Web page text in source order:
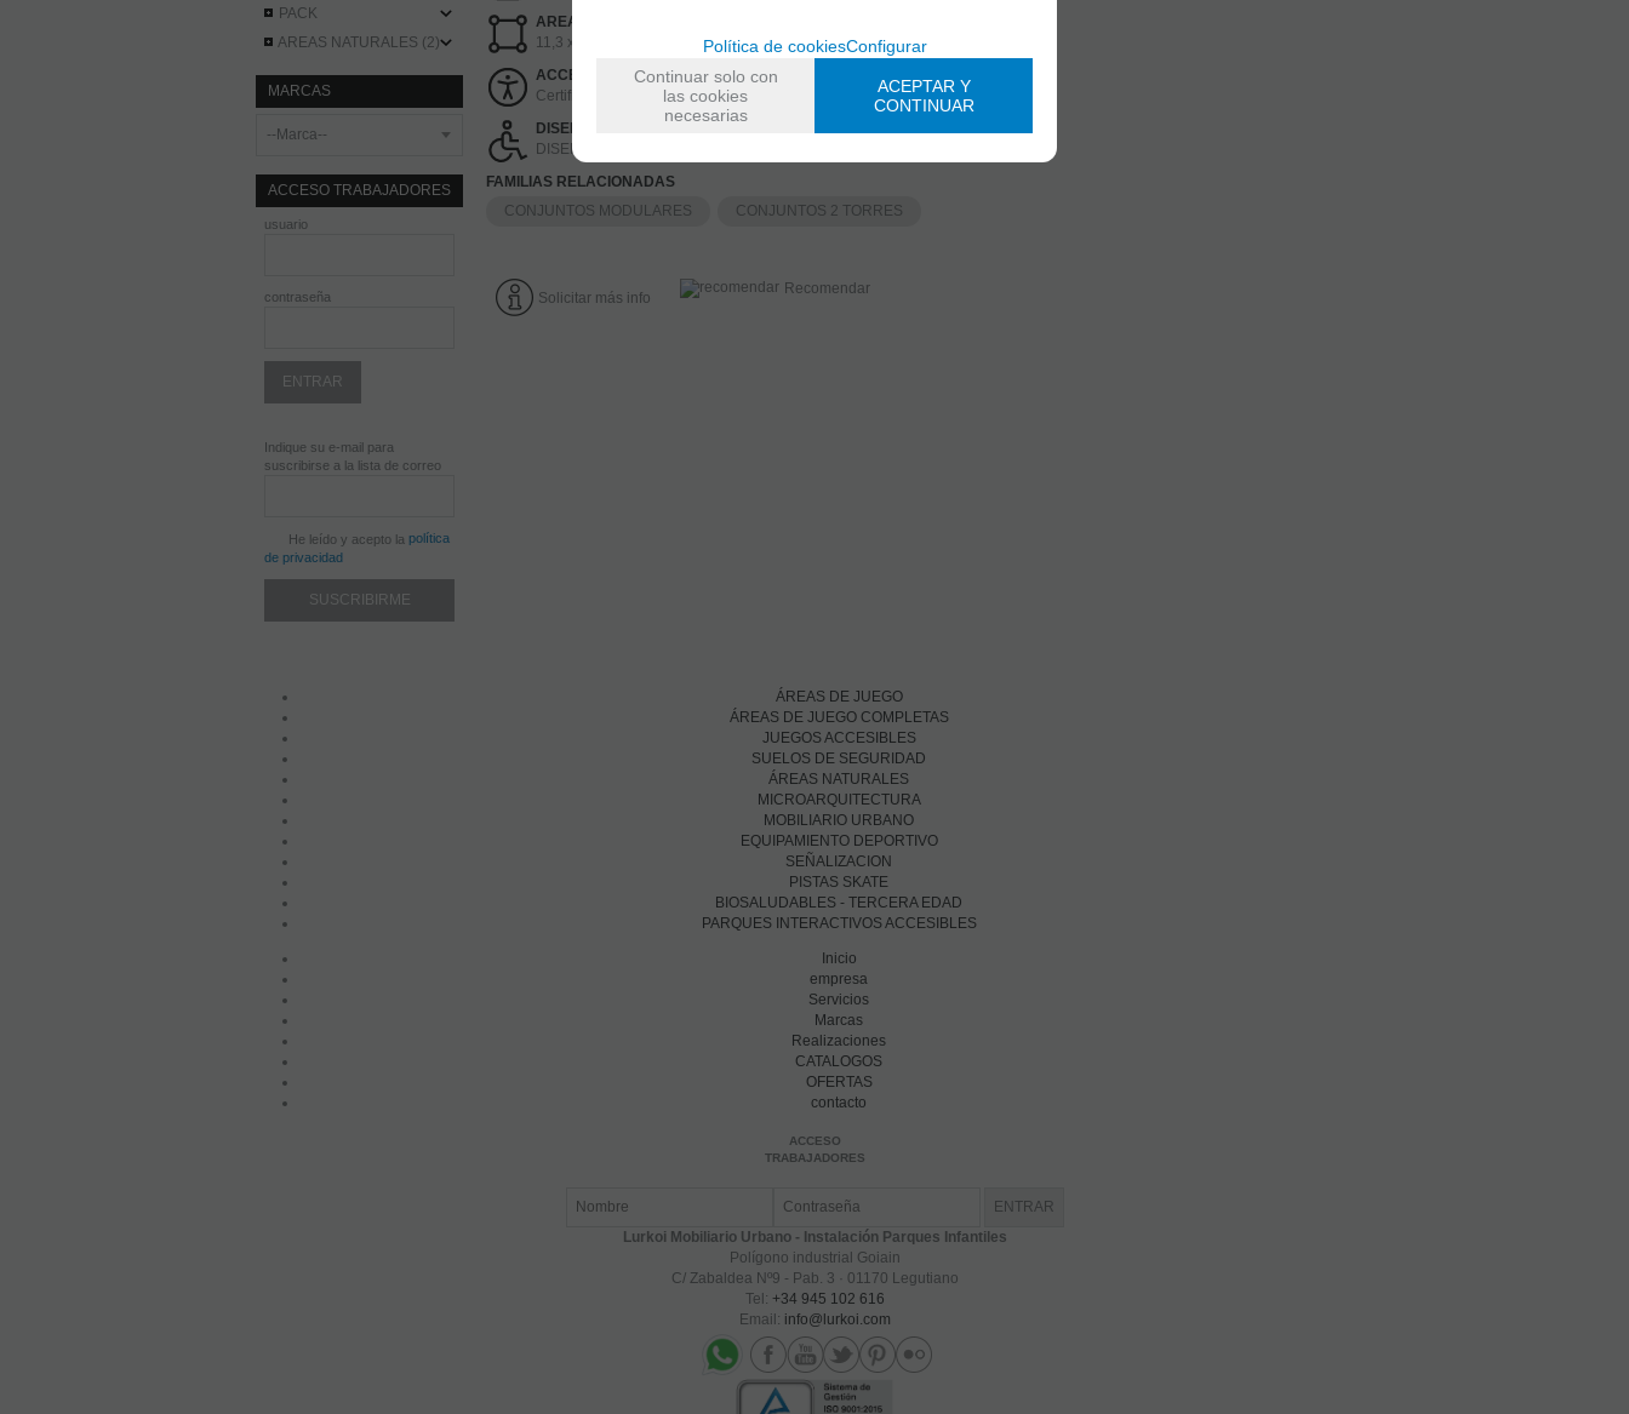
PACK
AREAS NATURALES (2)
MARCAS
ACCESO TRABAJADORES
usuario
contraseña
Indique su e-mail para
suscribirse a la lista de correo
He leído y acepto la política
de privacidad
AREA DE SEGURIDAD (M)
11,3 x 9,7 x 4,6
ACCESIBILIDAD
Certificado DDA accesible discapacitados
DISEÑO INCLUSIVO
DISEÑO INCLUSIVO
FAMILIAS RELACIONADAS
CONJUNTOS MODULARES
CONJUNTOS 2 TORRES
Solicitar más info
Recomendar
ÁREAS DE JUEGO
ÁREAS DE JUEGO COMPLETAS
JUEGOS ACCESIBLES
SUELOS DE SEGURIDAD
ÁREAS NATURALES
MICROARQUITECTURA
MOBILIARIO URBANO
EQUIPAMIENTO DEPORTIVO
SEÑALIZACION
PISTAS SKATE
BIOSALUDABLES - TERCERA EDAD
PARQUES INTERACTIVOS ACCESIBLES
Inicio
empresa
Servicios
Marcas
Realizaciones
CATALOGOS
OFERTAS
contacto
ACCESO
TRABAJADORES
Lurkoi Mobiliario Urbano - Instalación Parques Infantiles
Polígono industrial Goiain
C/ Zabaldea Nº9 - Pab. 3 · 01170 Legutiano
Tel: +34 945 102 616
Email: info@lurkoi.com
Política de cookiesConfigurar
Continuar solo con
las cookies
necesarias
ACEPTAR Y
CONTINUAR